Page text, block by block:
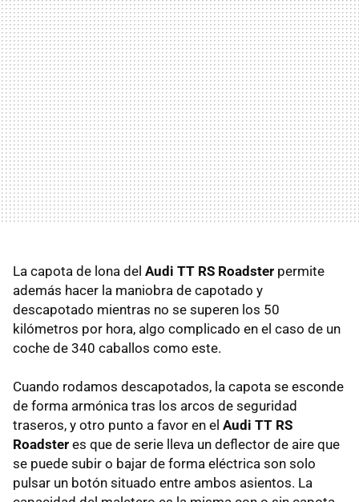
La capota de lona del Audi TT RS Roadster permite
además hacer la maniobra de capotado y
descapotado mientras no se superen los 50
kilómetros por hora, algo complicado en el caso de un
coche de 340 caballos como este.
Cuando rodamos descapotados, la capota se esconde
de forma armónica tras los arcos de seguridad
traseros, y otro punto a favor en el Audi TT RS
Roadster es que de serie lleva un deflector de aire que
se puede subir o bajar de forma eléctrica son solo
pulsar un botón situado entre ambos asientos. La